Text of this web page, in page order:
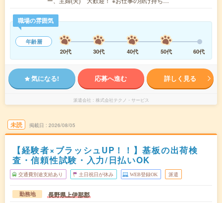
職場の雰囲気
年齢層
20代
30代 40代 50代 60代
気になる! 応募へ進む 詳しく見る
派遣会社 株式会社テクノ・サービス
未読 掲載日 2026/08/05
【経験者×ブラッシュUP！！】基板の出荷検
査・信頼性試験・入力/日払いOK
交通費別途支給あり 土日祝日が休み WEB登録OK 派遣
勤務地 長野県上伊那郡